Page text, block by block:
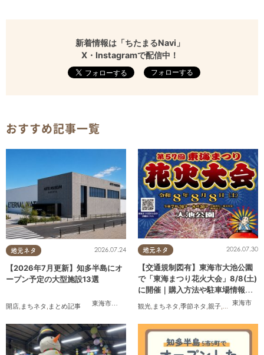
新着情報は「ちたまるNavi」
X・Instagramで配信中！
フォローする
おすすめ記事一覧
地元ネタ
東海市
,大府市 知多市,美浜町,南知多町
2026.07.24
【2026年7月更新】知多半島にオ
ープン予定の大型施設13選
開店, まちネタ , まとめ記事
地元ネタ
東海市
2026.07.30
【交通規制図有】東海市大池公園
で「東海まつり花火大会」8/8(土)
に開催｜購入方法や駐車場情報
観光 まちネタ 季節ネタ 親子 夫婦,家族